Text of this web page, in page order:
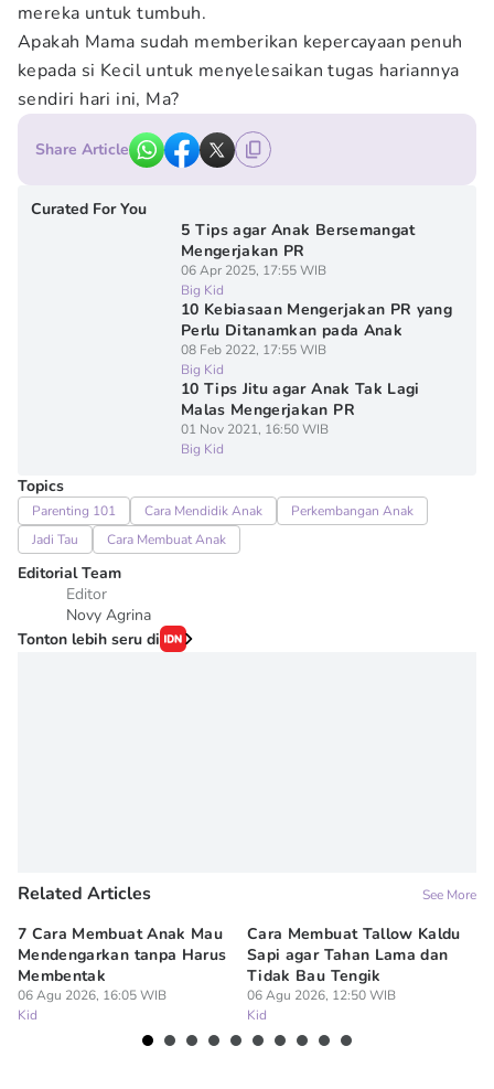
mereka untuk tumbuh.
Apakah Mama sudah memberikan kepercayaan penuh
kepada si Kecil untuk menyelesaikan tugas hariannya
sendiri hari ini, Ma?
Share Article
Curated For You
5 Tips agar Anak Bersemangat
Mengerjakan PR
06 Apr 2025, 17:55 WIB
Big Kid
10 Kebiasaan Mengerjakan PR yang
Perlu Ditanamkan pada Anak
08 Feb 2022, 17:55 WIB
Big Kid
10 Tips Jitu agar Anak Tak Lagi
Malas Mengerjakan PR
01 Nov 2021, 16:50 WIB
Big Kid
Topics
Parenting 101 Cara Mendidik Anak
Perkembangan Anak
Jadi Tau
Cara Membuat Anak
Editorial Team
Editor
Novy Agrina
Tonton lebih seru di
Related Articles See More
7 Cara Membuat Anak Mau
Mendengarkan tanpa Harus
Membentak
06 Agu 2026, 16:05 WIB
Kid
Cara Membuat Tallow Kaldu
Sapi agar Tahan Lama dan
Tidak Bau Tengik
06 Agu 2026, 12:50 WIB
Kid